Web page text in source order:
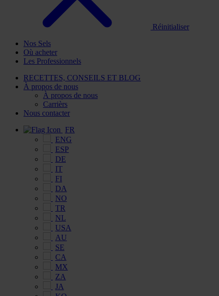
Réinitialiser
Nos Sels
Où acheter
Les Professionnels
RECETTES, CONSEILS ET BLOG
À propos de nous
À propos de nous
Carrièrs
Nous contacter
FR
ENG
ESP
DE
IT
FI
DA
NO
TR
NL
USA
AU
SE
CA
MX
ZA
JA